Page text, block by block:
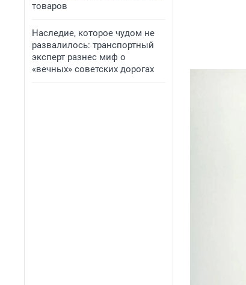
товаров
Наследие, которое чудом не
развалилось: транспортный
эксперт разнес миф о
«вечных» советских дорогах